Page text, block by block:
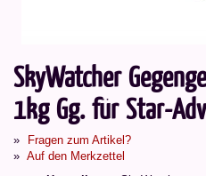
SkyWatcher
1kg Gg. für Star-
Fragen zum Artikel?
Auf den Merkzettel